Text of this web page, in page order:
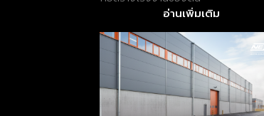
อ่านเพิ่มเติม